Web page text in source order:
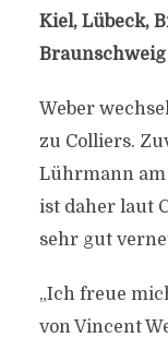
Kiel, Lübeck,
Weber
zu Colliers.
Lührmann
ist daher laut
sehr gut
„Ich freue
von Vincent